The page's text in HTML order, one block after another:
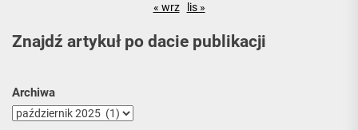
« wrz
lis »
Znajdź artykuł po dacie publikacji
Archiwa